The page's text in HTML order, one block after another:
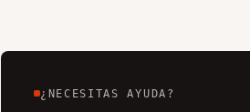
¿NECESITAS AYUDA?